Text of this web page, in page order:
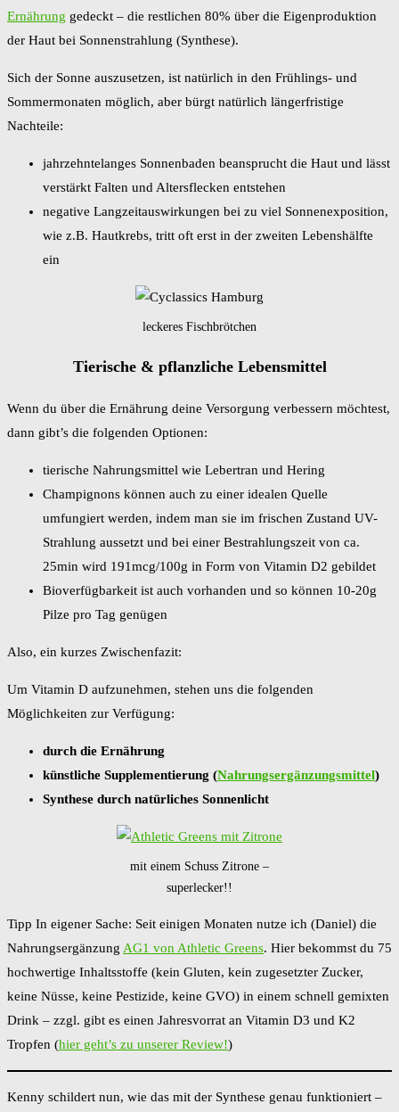
Ernährung gedeckt – die restlichen 80% über die Eigenproduktion
der Haut bei Sonnenstrahlung (Synthese).
Sich der Sonne auszusetzen, ist natürlich in den Frühlings- und
Sommermonaten möglich, aber bürgt natürlich längerfristige
Nachteile:
jahrzehntelanges Sonnenbaden beansprucht die Haut und lässt
verstärkt Falten und Altersflecken entstehen
negative Langzeitauswirkungen bei zu viel Sonnenexposition,
wie z.B. Hautkrebs, tritt oft erst in der zweiten Lebenshälfte
ein
leckeres Fischbrötchen
Tierische & pflanzliche Lebensmittel
Wenn du über die Ernährung deine Versorgung verbessern möchtest,
dann gibt’s die folgenden Optionen:
tierische Nahrungsmittel wie Lebertran und Hering
Champignons können auch zu einer idealen Quelle
umfungiert werden, indem man sie im frischen Zustand UV-
Strahlung aussetzt und bei einer Bestrahlungszeit von ca.
25min wird 191mcg/100g in Form von Vitamin D2 gebildet
Bioverfügbarkeit ist auch vorhanden und so können 10-20g
Pilze pro Tag genügen
Also, ein kurzes Zwischenfazit:
Um Vitamin D aufzunehmen, stehen uns die folgenden
Möglichkeiten zur Verfügung:
durch die Ernährung
künstliche Supplementierung (Nahrungsergänzungsmittel)
Synthese durch natürliches Sonnenlicht
mit einem Schuss Zitrone –
superlecker!!
Tipp In eigener Sache: Seit einigen Monaten nutze ich (Daniel) die
Nahrungsergänzung AG1 von Athletic Greens. Hier bekommst du 75
hochwertige Inhaltsstoffe (kein Gluten, kein zugesetzter Zucker,
keine Nüsse, keine Pestizide, keine GVO) in einem schnell gemixten
Drink – zzgl. gibt es einen Jahresvorrat an Vitamin D3 und K2
Tropfen (hier geht’s zu unserer Review!)
Kenny schildert nun, wie das mit der Synthese genau funktioniert –